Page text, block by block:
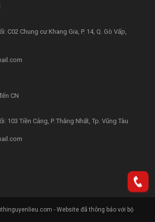
C02 Chung cư Khang Gia, P. 14, Q. Gò Vấp,
CN
103 Tiền Cảng, P. Thắng Nhất, Tp. Vũng Tàu
- Website đã thông báo với bộ